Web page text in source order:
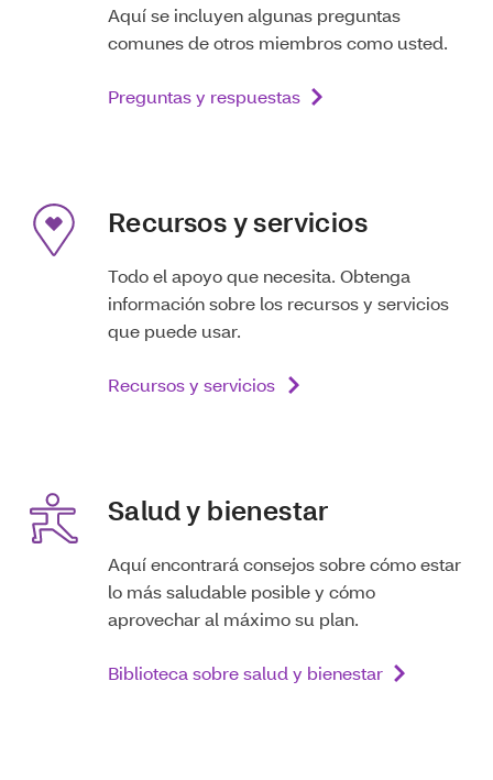
Aquí se incluyen algunas preguntas
comunes de otros miembros como usted.
Preguntas y respuestas
Recursos y servicios
Todo el apoyo que necesita. Obtenga
información sobre los recursos y servicios
que puede usar.
Recursos y servicios
Salud y bienestar
Aquí encontrará consejos sobre cómo estar
lo más saludable posible y cómo
aprovechar al máximo su plan.
Biblioteca sobre salud y bienestar